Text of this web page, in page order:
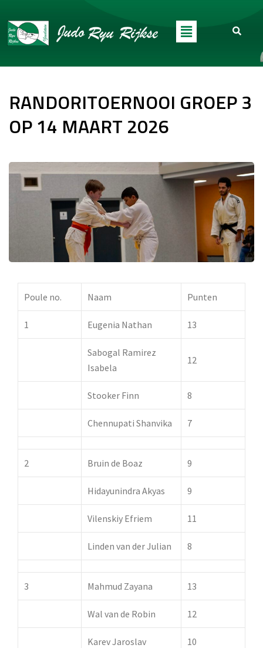
RANDORITOERNOOI GROEP 3
OP 14 MAART 2026
Poule no. Naam Punten
1 Eugenia Nathan 13
Sabogal Ramirez
Isabela
12
Stooker Finn 8
Chennupati Shanvika 7
2 Bruin de Boaz 9
Hidayunindra Akyas 9
Vilenskiy Efriem 11
Linden van der Julian 8
3 Mahmud Zayana 13
Wal van de Robin 12
Karev Jaroslav 10